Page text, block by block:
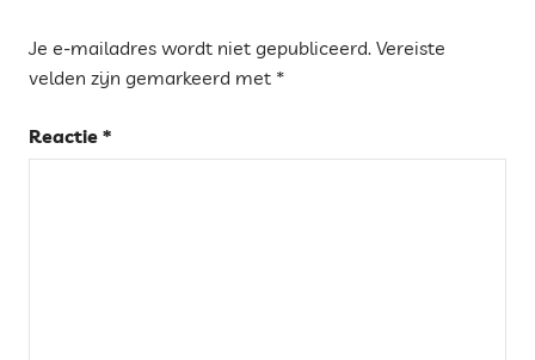
Je e-mailadres wordt niet gepubliceerd. Vereiste
velden zijn gemarkeerd met *
Reactie *